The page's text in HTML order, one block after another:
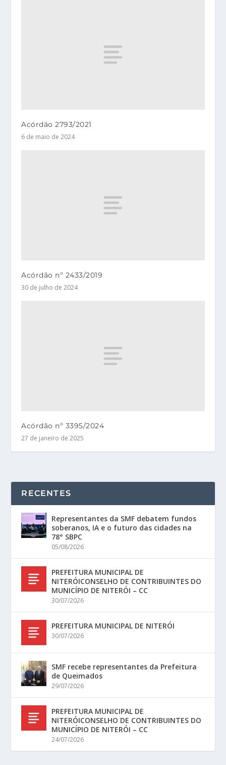
Acórdão 2793/2021
6 de maio de 2024
Acórdão nº 2433/2019
30 de julho de 2024
Acórdão nº 3395/2024
27 de janeiro de 2025
RECENTES
Representantes da SMF debatem fundos
soberanos, IA e o futuro das cidades na
78° SBPC
05/08/2026
PREFEITURA MUNICIPAL DE
NITERÓICONSELHO DE CONTRIBUINTES DO
MUNICÍPIO DE NITERÓI – CC
30/07/2026
PREFEITURA MUNICIPAL DE NITERÓI
30/07/2026
SMF recebe representantes da Prefeitura
de Queimados
29/07/2026
PREFEITURA MUNICIPAL DE
NITERÓICONSELHO DE CONTRIBUINTES DO
MUNICÍPIO DE NITERÓI – CC
24/07/2026